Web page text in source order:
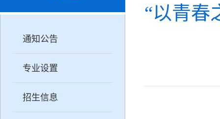
通知公告
专业设置
招生信息
“以青春